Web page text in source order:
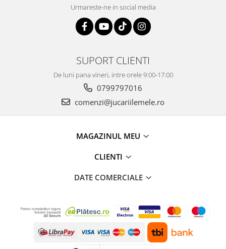
Urmareste-ne in social media
SUPORT CLIENTI
De luni pana vineri, intre orele 9:00-17:00
0799797016
comenzi@jucariilemele.ro
MAGAZINUL MEU
CLIENTI
DATE COMERCIALE